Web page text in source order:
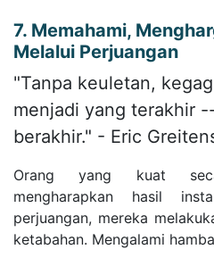
7. Memahami,
Melalui Perjuangan
"Tanpa keuletan,
menjadi yang terakhir
berakhir." - Eric
Orang yang kuat
mengharapkan hasil
perjuangan, mereka
ketabahan. Mengalami